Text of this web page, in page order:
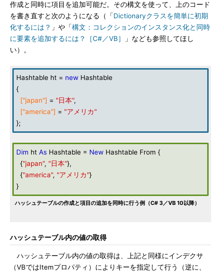
作成と同時に項目を追加可能だ。その構文を使って、上のコード
を書き直すと次のようになる（「Dictionaryクラスを簡単に初期
化するには？ 」や「構文：コレクションのインスタンス化と同時
に要素を追加するには？［C#／VB］
」なども参照してほし
い）。
Hashtable ht = new Hashtable
{
["japan"] = "日本",
["america"] = "アメリカ"
};
Dim ht As Hashtable = New Hashtable From {
{"japan", "日本"},
{"america", "アメリカ"}
}
ハッシュテーブルの作成と項目の追加を同時に行う例（C# 3／VB 10以降）
ハッシュテーブル内の値の取得
ハッシュテーブル内の値の取得は、上記と同様にインデクサ
（VBではItemプロパティ）によりキーを指定して行う（逆に、